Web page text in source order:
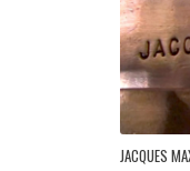
JACQUES